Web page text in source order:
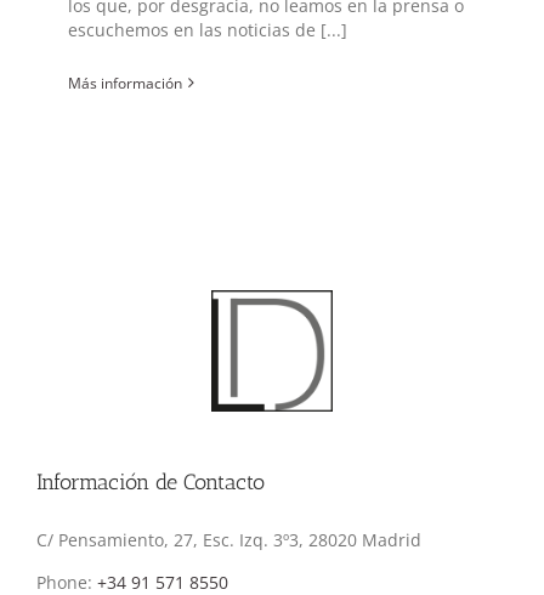
los que, por desgracia, no leamos en la prensa o
escuchemos en las noticias de [...]
Más información
Información de Contacto
C/ Pensamiento, 27, Esc. Izq. 3º3, 28020 Madrid
Phone: +34 91 571 8550